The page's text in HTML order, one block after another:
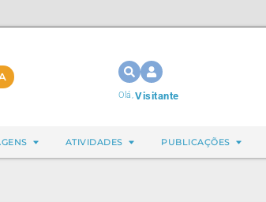
Olá,Visitante
ATIVIDADES PUBLICAÇÕES